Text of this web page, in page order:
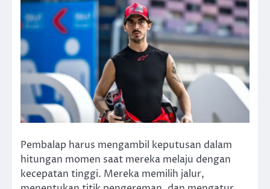
Pembalap harus mengambil keputusan dalam
hitungan momen saat mereka melaju dengan
kecepatan tinggi. Mereka memilih jalur,